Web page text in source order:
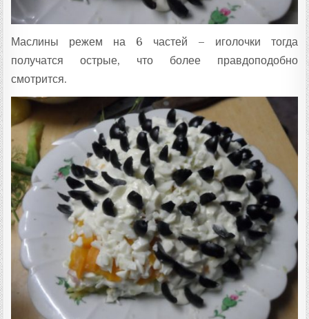
Маслины режем на 6 частей – иголочки тогда
получатся острые, что более правдоподобно
смотрится.